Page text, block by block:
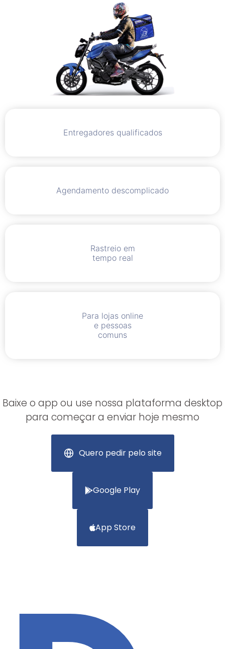
Entregadores qualificados
Agendamento descomplicado
Rastreio em
tempo real
Para lojas online
e pessoas
comuns
Baixe o app ou use nossa plataforma desktop
para começar a enviar hoje mesmo
Quero pedir pelo site
Google Play
App Store